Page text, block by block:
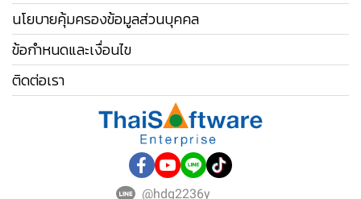
นโยบายคุ้มครองข้อมูลส่วนบุคคล
ข้อกำหนดและเงื่อนไข
ติดต่อเรา
@hdg2236y